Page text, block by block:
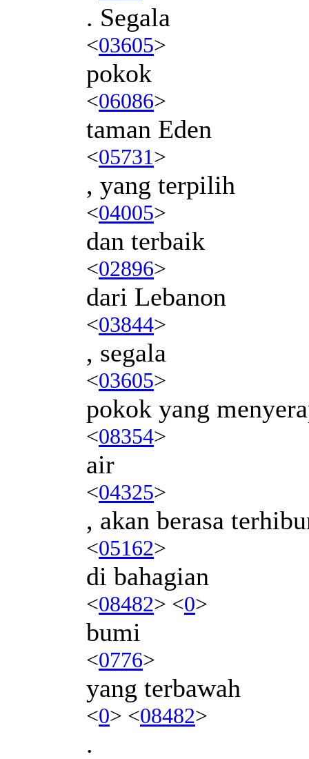
. Segala
<03605>
pokok
<06086>
taman Eden
<05731>
, yang terpilih
<04005>
dan terbaik
<02896>
dari Lebanon
<03844>
, segala
<03605>
pokok yang
<08354>
air
<04325>
, akan berasa
<05162>
di bahagian
<08482> <0>
bumi
<0776>
yang terbawah
<0> <08482>
.